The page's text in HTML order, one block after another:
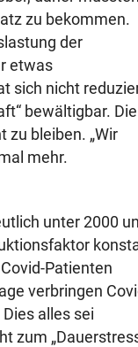
zu bekommen.
der
etwas
sich nicht
bewältigbar. Die
zu bleiben. „Wir
mehr.
unter 2000
Patienten
verbringen
alles sei
zum